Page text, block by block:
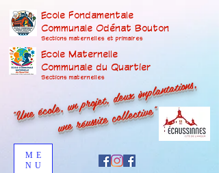
Ecole Fondamentale
Communale Odénat Bouton
Sections maternelles et primaires
Ecole Maternelle
Communale du Quartier
Sections maternelles
"Une école, un projet, deux implantations,
une réussite collective"
ME
NU